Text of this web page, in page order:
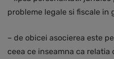
probleme legale si fiscale in
– de obicei asocierea este
ceea ce inseamna ca relatia